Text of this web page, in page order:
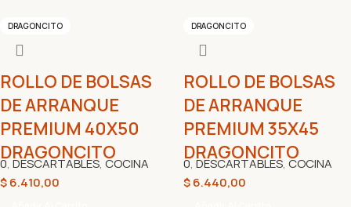
DRAGONCITO
ROLLO DE BOLSAS
DE ARRANQUE
PREMIUM 40X50
DRAGONCITO
0, DESCARTABLES, COCINA
$6.410,00
DRAGONCITO
ROLLO DE BOLSAS
DE ARRANQUE
PREMIUM 35X45
DRAGONCITO
0, DESCARTABLES, COCINA
$6.440,00